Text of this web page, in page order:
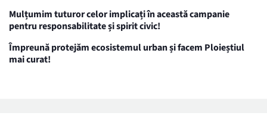
Mulțumim tuturor celor implicați în această campanie
pentru responsabilitate și spirit civic!
Împreună protejăm ecosistemul urban și facem Ploieștiul
mai curat!